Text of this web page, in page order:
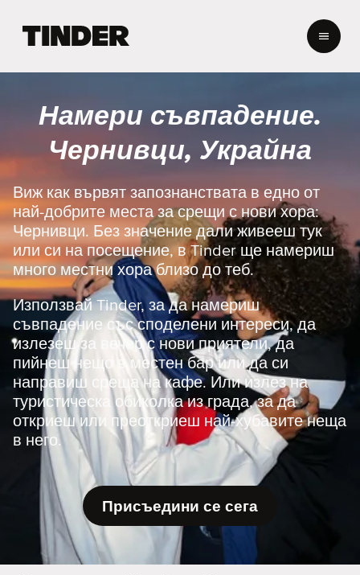
r
а
а
л
о
Намери съвпадение.
Чернивци, Украйна
Виж как вървят запознанствата в едно от
най-добрите места за срещи с нови хора:
Чернивци. Без значение дали живееш тук
или си на посещение, в Tinder ще намериш
много местни хора близо до теб.
Използвай Tinder, за да намериш
съвпадение със споделени интереси, да
излезеш за вечер с нови приятели, да
пийнеш нещо в местен бар или да си
направиш среща на кафе. Или излез на
туристическа обиколка из града, за да
откриеш или преоткриеш най-хубавите неща
в него.
Присъедини се сега